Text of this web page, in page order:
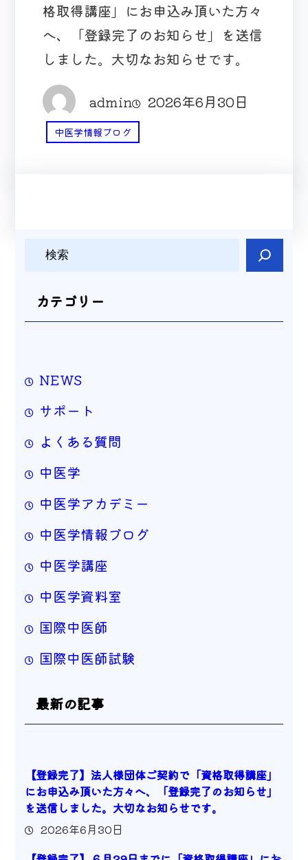
格取得講座」にお申込み頂いた方々
へ、「登録完了のお知らせ」を送信
しました。大切なお知らせです。
admin 2026年6月30日
中医学情報ブログ
カテゴリー
NEWS
サポート
よくある質問
中医学
中医学アカデミー
中医学情報ブログ
中医学講座
中医学資料室
国際中医師
国際中医師試験
最新の記事
【登録完了】法人様団体ご契約で「資格取得講座」
にお申込み頂いた方々へ、「登録完了のお知らせ」
を送信しました。大切なお知らせです。
2026年6月30日